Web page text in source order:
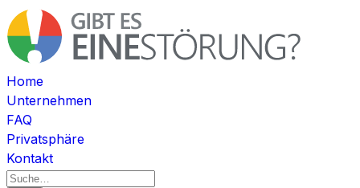
Home
Unternehmen
FAQ
Privatsphäre
Kontakt